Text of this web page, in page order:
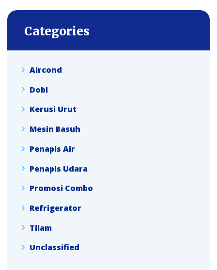
Categories
Aircond
Dobi
Kerusi Urut
Mesin Basuh
Penapis Air
Penapis Udara
Promosi Combo
Refrigerator
Tilam
Unclassified